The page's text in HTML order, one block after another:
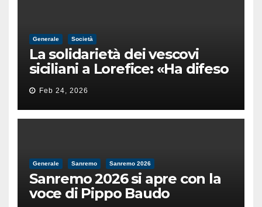
Generale Società
La solidarietà dei vescovi
siciliani a Lorefice: «Ha difeso
il valore e la dignità
dell’umanità»
Feb 24, 2026
Generale Sanremo Sanremo 2026
Sanremo 2026 si apre con la
voce di Pippo Baudo